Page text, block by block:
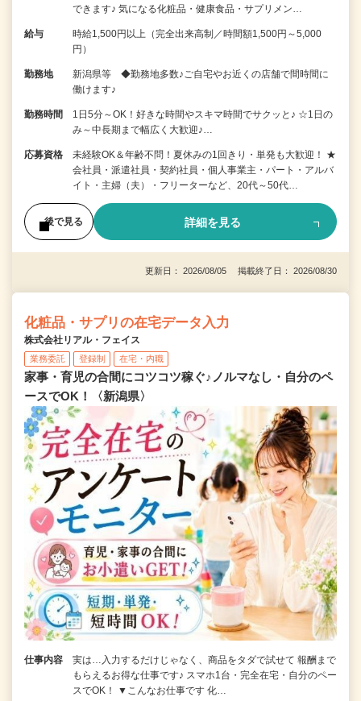
できます♪ 気になる化粧品・健康食品・サプリメン…
給与
時給1,500円以上（完全出来高制／時間額1,500円～5,000
円）
勤務地
新潟県等 ◆勤務地多数♪ご自宅やお近くの店舗で間時間に
働けます♪
勤務時間
1日5分～OK！好きな時間やスキマ時間でサクッと♪ ☆1日の
み～中長期まで幅広く大歓迎♪…
応募資格
未経験OK＆年齢不問！夏休みの1回きり・単発も大歓迎！ ★
会社員・派遣社員・契約社員・個人事業主・パート・アルバ
イト・主婦（夫）・フリーターなど、20代～50代…
後で見る 詳細を見る
更新日： 2026/08/05 掲載終了日： 2026/08/30
化粧品・サプリの在宅データ入力
株式会社リアル・フェイス
業務委託 登録制 在宅・内職
家事・育児の合間にコツコツ稼ぐ♪ノルマなし・自分のペ
ースでOK！〈新潟県〉
仕事内容
実は…入力するだけじゃなく、商品をタダで試せて 報酬まで
もらえるお得な仕事です♪ スマホ1台・完全在宅・自分のペー
スでOK！ ▼こんなお仕事です 化…